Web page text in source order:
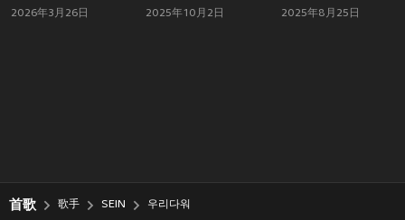
2026年3月26日 2025年10月2日 2025年8月25日
首歌 歌手 SEIN 우리다워